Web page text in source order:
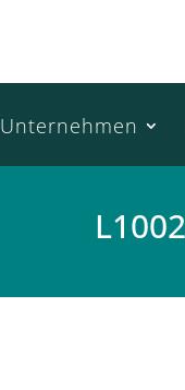
Unternehmen